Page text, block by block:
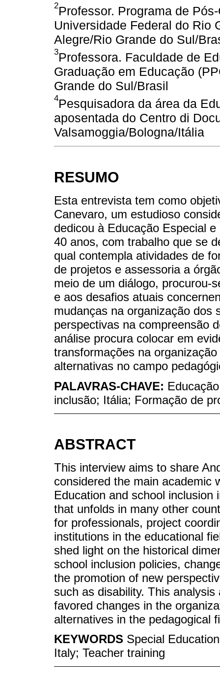
2Professor. Programa de
Universidade Federal do Rio
Alegre/Rio Grande do Sul/
3Professora. Faculdade de
Graduação em Educação
Grande do Sul/Brasil
4Pesquisadora da área da
aposentada do Centro di
Valsamoggia/Bologna/Itália
RESUMO
Esta entrevista tem como
Canevaro, um estudioso
dedicou à Educação Especial
40 anos, com trabalho que se
qual contempla atividades de
de projetos e assessoria a
meio de um diálogo, procurou-
e aos desafios atuais
mudanças na organização dos
perspectivas na compreensão
análise procura colocar em
transformações na
alternativas no campo
PALAVRAS-CHAVE:
inclusão; Itália; Formação de
ABSTRACT
This interview aims to share
considered the main academic
Education and school
that unfolds in many other
for professionals, project
institutions in the educational
shed light on the historical
school inclusion policies,
the promotion of new
such as disability. This
favored changes in the
alternatives in the pedagogical
KEYWORDS Special
Italy; Teacher training